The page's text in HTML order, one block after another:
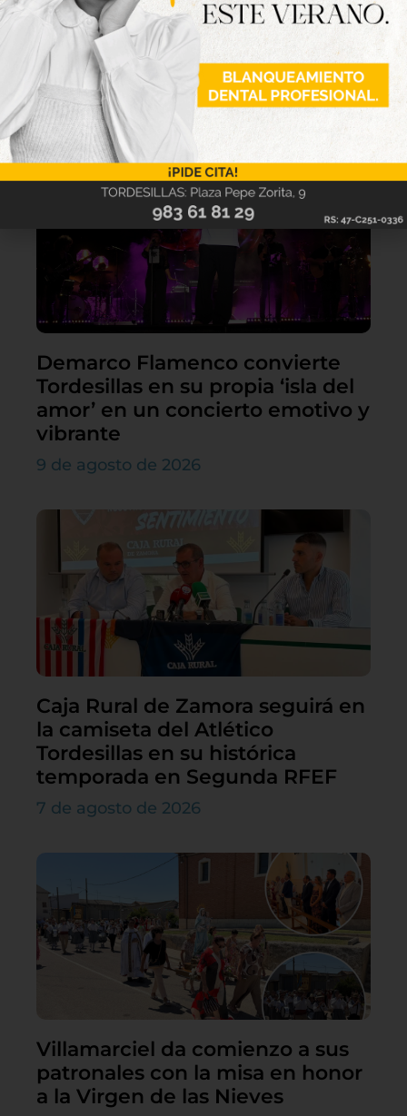
Lo último
Demarco Flamenco convierte
Tordesillas en su propia ‘isla del
amor’ en un concierto emotivo y
vibrante
9 de agosto de 2026
Caja Rural de Zamora seguirá en
la camiseta del Atlético
Tordesillas en su histórica
temporada en Segunda RFEF
7 de agosto de 2026
Villamarciel da comienzo a sus
patronales con la misa en honor
a la Virgen de las Nieves